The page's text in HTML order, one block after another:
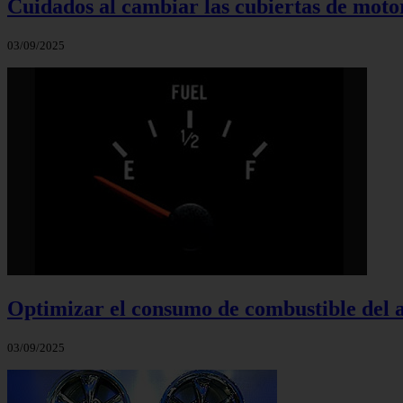
Cuidados al cambiar las cubiertas de
03/09/2025
Optimizar el consumo de combustible del
03/09/2025